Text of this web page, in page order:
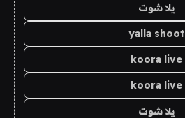
يلا شوت
yalla shoot
koora live
koora live
يلا شوت